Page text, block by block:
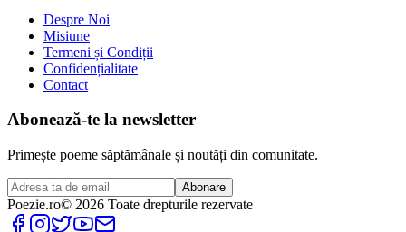
Despre Noi
Misiune
Termeni și Condiții
Confidențialitate
Contact
Abonează-te la newsletter
Primește poeme săptămânale și noutăți din comunitate.
Abonare
Poezie.ro© 2026 Toate drepturile rezervate